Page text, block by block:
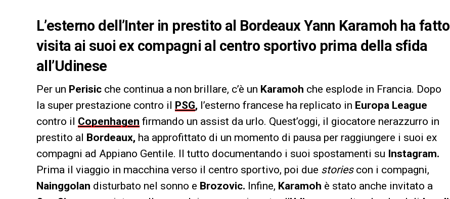
L’esterno dell’Inter in prestito al Bordeaux Yann Karamoh ha fatto
visita ai suoi ex compagni al centro sportivo prima della sfida
all’Udinese
Per un Perisic che continua a non brillare, c’è un Karamoh che esplode in Francia. Dopo
la super prestazione contro il PSG, l’esterno francese ha replicato in Europa League
contro il Copenhagen firmando un assist da urlo. Quest’oggi, il giocatore nerazzurro in
prestito al Bordeaux, ha approfittato di un momento di pausa per raggiungere i suoi ex
compagni ad Appiano Gentile. Il tutto documentando i suoi spostamenti su Instagram.
Prima il viaggio in macchina verso il centro sportivo, poi due storiescon i compagni,
Nainggolan disturbato nel sonno e Brozovic. Infine, Karamoh è stato anche invitato a